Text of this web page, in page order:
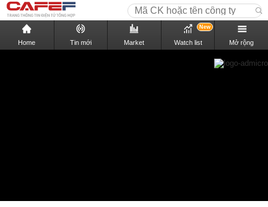
Home Tin mới Market Watch list
New
Mở rộng